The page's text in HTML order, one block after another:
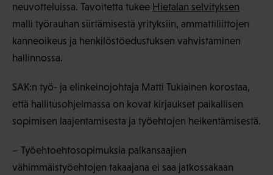
neuvotteluissa. Tavoitetta tukee Hietalan selvityksen
malli työrauhan siirtämisestä yrityksiin, ammattiliittojen
kanneoikeus ja henkilöstöedustuksen vahvistaminen
hallinnossa.
SAK:n työ- ja elinkeinojohtaja Matti Tukiainen korostaa,
että hallitusohjelmassa on kovat kirjaukset paikallisen
sopimisen laajentamisesta ja työehtojen heikentämisestä.
– Työehtoehtosopimuksia palkansaajien
vähimmäistyöehtojen takaajana ei saa jatkossakaan